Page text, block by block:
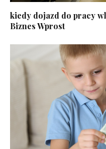
kiedy dojazd do pracy
Biznes Wprost